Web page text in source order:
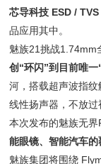
芯导科技 ESD /
品应用其中。
魅族21挑战1.74mm
创“环闪”到目前唯一
河，搭载超声波指
线性扬声器，不放过
本次发布的魅族无
能眼镜、智能汽车的
魅族集团将围绕